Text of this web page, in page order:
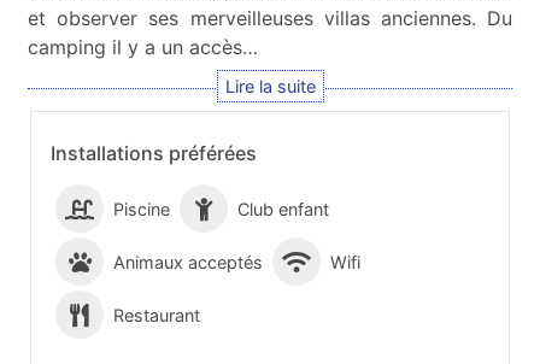
Installations préférées
Piscine Club enfant
Animaux acceptés Wifi
Restaurant
et observer ses merveilleuses villas anciennes. Du
camping il y a un accès…